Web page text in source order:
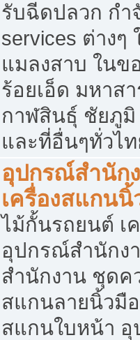
รับฉีดปลวก กำ
services ต่าง
แมลงสาบ ใน
ร้อยเอ็ด มหาส
กาฬสินธุ์ ชัยภู
และที่อื่นๆทั่วไ
อุปกรณ์สำนัก
เครื่องสแกนนิ้
ไม้กั้นรถยนต์ เ
อุปกรณ์สำนักง
สำนักงาน ชุดค
สแกนลายนิ้วมื
สแกนใบหน้า